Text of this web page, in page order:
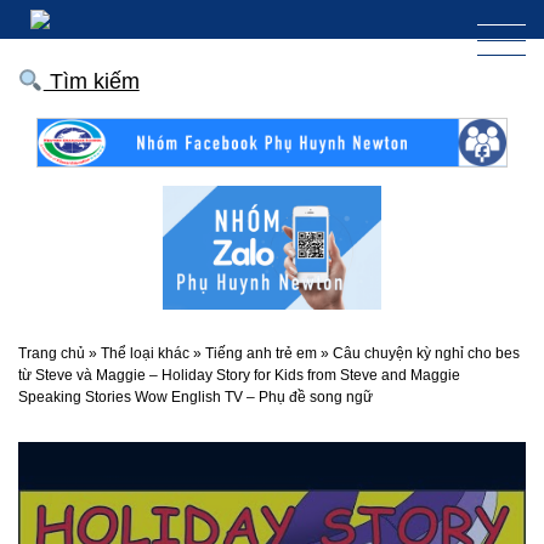
Tìm kiếm
Trang chủ » Thể loại khác » Tiếng anh trẻ em » Câu chuyện kỳ nghỉ cho bes
từ Steve và Maggie – Holiday Story for Kids from Steve and Maggie
Speaking Stories Wow English TV – Phụ đề song ngữ